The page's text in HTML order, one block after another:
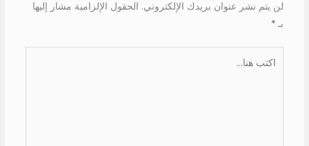
لن يتم نشر عنوان بريدك الإلكتروني. الحقول الإلزامية مشار إليها
بـ *